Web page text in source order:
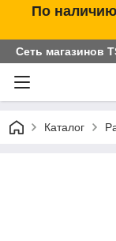
По
Сеть магазинов
Каталог